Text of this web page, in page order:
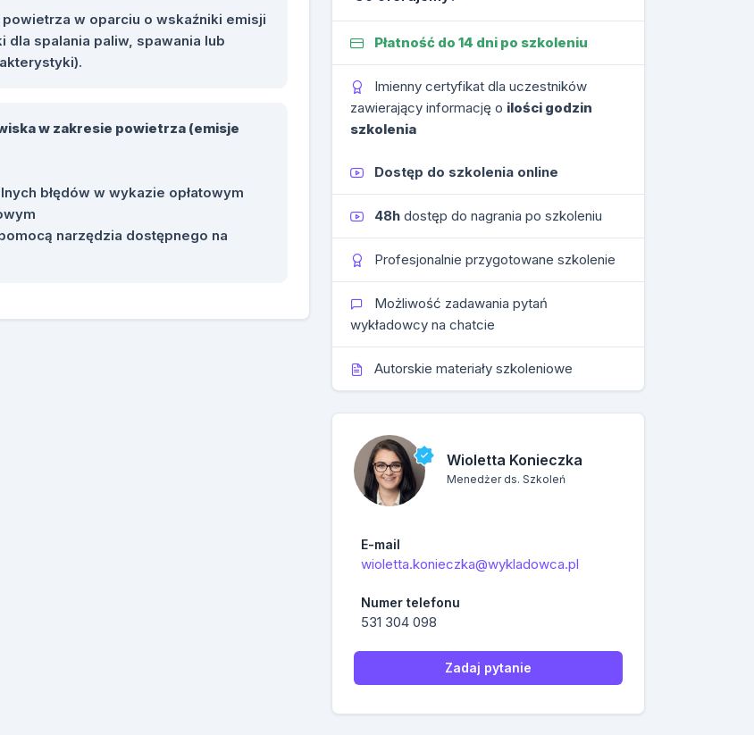
w oparciu o wskaźniki emisji
dla spalania paliw, spawania lub
w zakresie powietrza (emisje
błędów w wykazie opłatowym
narzędzia dostępnego na
Płatność do 14 dni po szkoleniu
Imienny certyfikat dla uczestników
zawierający informację o ilości godzin
szkolenia
Dostęp do szkolenia online
48h dostęp do nagrania po szkoleniu
Profesjonalnie przygotowane szkolenie
Możliwość zadawania pytań
wykładowcy na chatcie
Autorskie materiały szkoleniowe
Wioletta Konieczka
Menedżer ds. Szkoleń
E-mail
wioletta.konieczka@wykladowca.pl
Numer telefonu
531 304 098
Zadaj pytanie